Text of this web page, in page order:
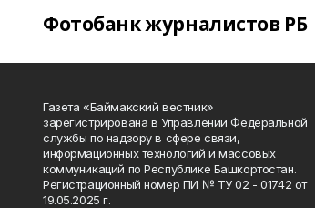
Фотобанк журналистов РБ
Газета «Баймакский вестник»
зарегистрирована в Управлении Федеральной
службы по надзору в сфере связи,
информационных технологий и массовых
коммуникаций по Республике Башкортостан.
Регистрационный номер ПИ № ТУ 02 - 01742 от
19.05.2025 г.